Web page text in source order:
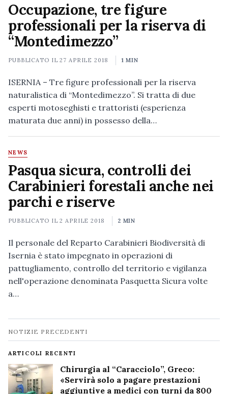
Occupazione, tre figure
professionali per la riserva di
“Montedimezzo”
PUBBLICATO IL27 APRILE 2018 1 MIN
ISERNIA – Tre figure professionali per la riserva
naturalistica di “Montedimezzo”. Si tratta di due
esperti motoseghisti e trattoristi (esperienza
maturata due anni) in possesso della…
NEWS
Pasqua sicura, controlli dei
Carabinieri forestali anche nei
parchi e riserve
PUBBLICATO IL2 APRILE 2018 2 MIN
Il personale del Reparto Carabinieri Biodiversità di
Isernia è stato impegnato in operazioni di
pattugliamento, controllo del territorio e vigilanza
nell'operazione denominata Pasquetta Sicura volte
a…
Navigazione
notizie
NOTIZIE PRECEDENTI
ARTICOLI RECENTI
Chirurgia al “Caracciolo”, Greco:
«Servirà solo a pagare prestazioni
aggiuntive a medici con turni da 800